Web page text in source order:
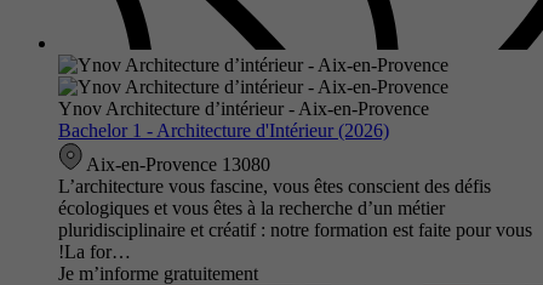
Ynov Architecture d’intérieur - Aix-en-Provence
Bachelor 1 - Architecture d'Intérieur (2026)
Aix-en-Provence 13080
L’architecture vous fascine, vous êtes conscient des défis
écologiques et vous êtes à la recherche d’un métier
pluridisciplinaire et créatif : notre formation est faite pour vous
!La for…
Je m’informe gratuitement